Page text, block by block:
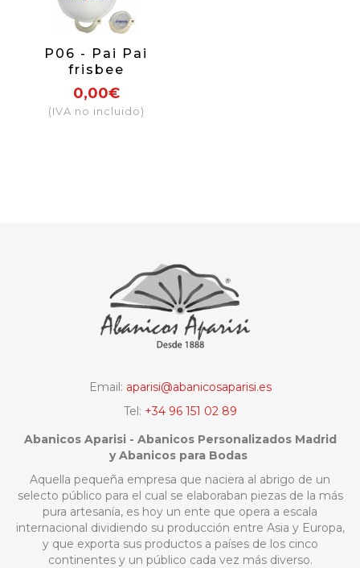
P06 - Pai Pai
frisbee
promocional
plegable impreso
por una cara. Tela
0,00€
(IVA no incluido)
Email: aparisi@abanicosaparisi.es
Tel: +34 96 151 02 89
Abanicos Aparisi - Abanicos Personalizados Madrid
y Abanicos para Bodas
Aquella pequeña empresa que naciera al abrigo de un
selecto público para el cual se elaboraban piezas de la más
pura artesanía, es hoy un ente que opera a escala
internacional dividiendo su producción entre Asia y Europa,
y que exporta sus productos a países de los cinco
continentes y un público cada vez más diverso.